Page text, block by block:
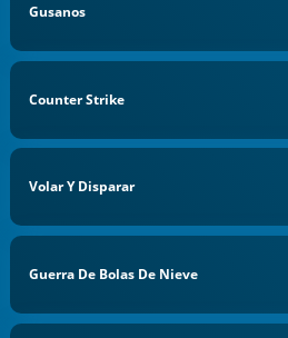
Gusanos
Counter Strike
Volar Y Disparar
Guerra De Bolas De Nieve